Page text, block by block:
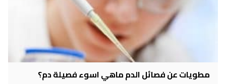
مطويات عن فصائل الدم ماهي اسوء فصيلة دم؟